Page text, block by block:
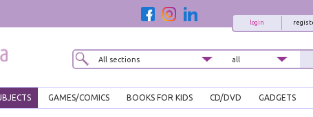
login
GAMES/COMICS BOOKS FOR KIDS CD/DVD GADGETS